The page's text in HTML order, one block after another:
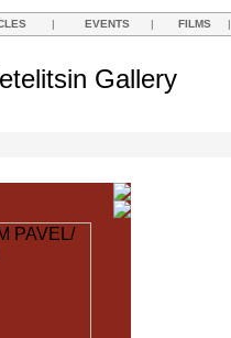
| EVENTS | FILMS |
Gallery